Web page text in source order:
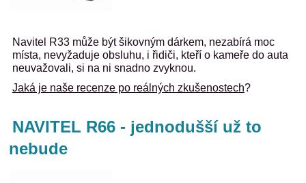
Navitel R33 může být šikovným dárkem, nezabírá moc
místa, nevyžaduje obsluhu, i řidiči, kteří o kameře do auta
neuvažovali, si na ni snadno zvyknou.
Jaká je naše recenze po reálných zkušenostech?
NAVITEL R66 - jednodušší už to
nebude